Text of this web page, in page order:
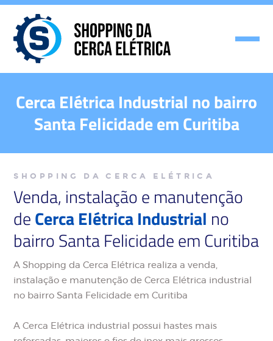
Cerca Elétrica Industrial no bairro
Santa Felicidade em Curitiba
SHOPPING DA CERCA ELÉTRICA
Venda, instalação e manutenção
deCerca Elétrica Industrial no
bairro Santa Felicidade em Curitiba
A Shopping da Cerca Elétrica realiza a venda,
instalação e manutenção de Cerca Elétrica industrial
no bairro Santa Felicidade em Curitiba
A Cerca Elétrica industrial possui hastes mais